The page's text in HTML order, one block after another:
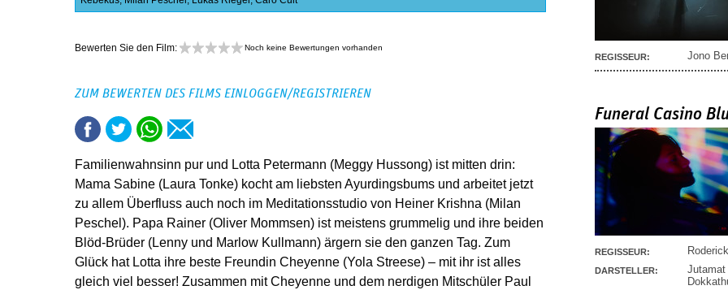
Bewerten Sie den Film: Noch keine Bewertungen vorhanden
ZUM BEWERTEN DES FILMS EINLOGGEN/REGISTRIEREN
Familienwahnsinn pur und Lotta Petermann (Meggy Hussong) ist mitten drin:
Mama Sabine (Laura Tonke) kocht am liebsten Ayurdingsbums und arbeitet jetzt
zu allem Überfluss auch noch im Meditationsstudio von Heiner Krishna (Milan
Peschel). Papa Rainer (Oliver Mommsen) ist meistens grummelig und ihre beiden
Blöd-Brüder (Lenny und Marlow Kullmann) ärgern sie den ganzen Tag. Zum
Glück hat Lotta ihre beste Freundin Cheyenne (Yola Streese) – mit ihr ist alles
gleich viel besser! Zusammen mit Cheyenne und dem nerdigen Mitschüler Paul
REGISSEUR: Jono
Funeral Casino
REGISSEUR:
DARSTELLER: Jutamat